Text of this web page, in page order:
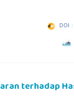
DOI
terhadap